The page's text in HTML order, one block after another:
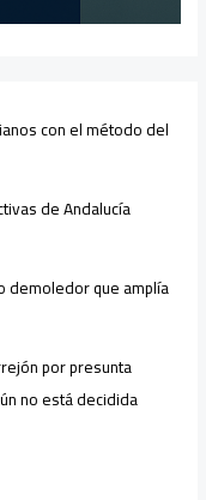
con el método del
de Andalucía
demoledor que amplía
por presunta
no está decidida